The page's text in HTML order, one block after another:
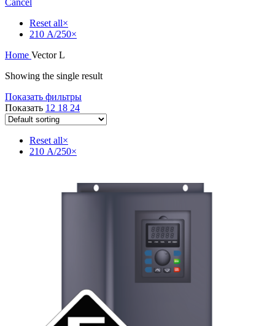
Reset all×
210 А/250×
Home Vector L
Showing the single result
Показать фильтры
Показать 12 18 24
Reset all×
210 А/250×